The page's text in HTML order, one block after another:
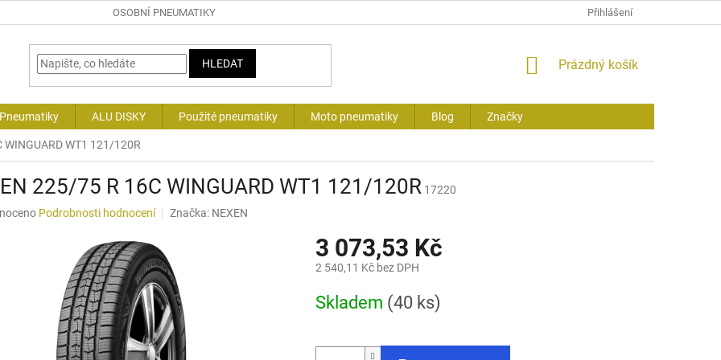
OSOBNÍ PNEUMATIKY Přihlášení
HLEDAT
NÁKUPNÍ
Prázdný košík
ALU DISKY Použité pneumatiky Moto pneumatiky Blog Značky
WINGUARD WT1 121/120R
225/75 R 16C WINGUARD WT1 121/120R 17220
Podrobnosti hodnocení Značka: NEXEN
3 073,53 Kč
2 540,11 Kč bez DPH
cena:
Skladem (40 ks)